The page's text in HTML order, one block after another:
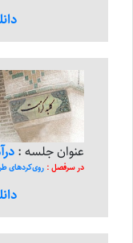
عنوان جلسه :
در سرفصل : روی‌کرد‌های